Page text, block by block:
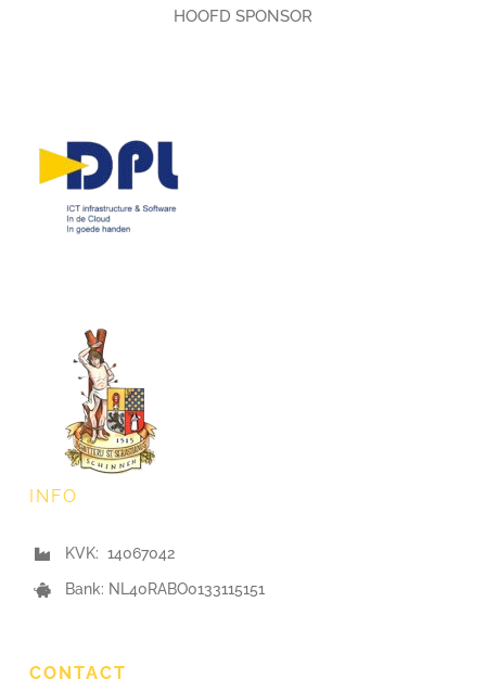
HOOFD SPONSOR
CONTACT
INFO
KVK: 14067042
Bank: NL40RABO0133115151